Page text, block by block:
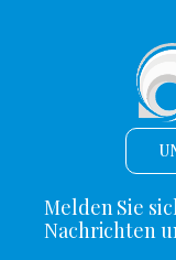
Melden Sie
Nachrichten